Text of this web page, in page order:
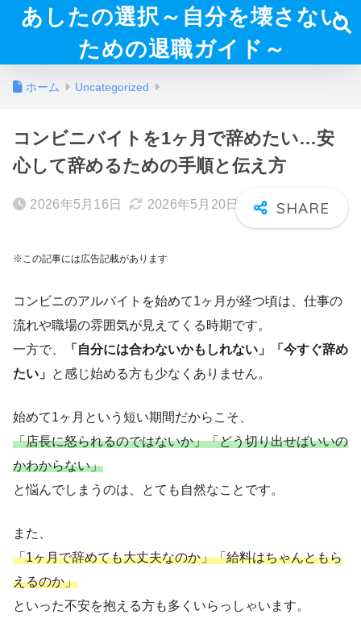
あしたの選択～自分を壊さない
ための退職ガイド～
ホーム Uncategorized
コンビニバイトを1ヶ月で辞めたい…安
心して辞めるための手順と伝え方
2026年5月16日 2026年5月20日
※この記事には広告記載があります
コンビニのアルバイトを始めて1ヶ月が経つ頃は、仕事の
流れや職場の雰囲気が見えてくる時期です。
一方で、
「自分には合わないかもしれない」「今すぐ辞め
たい」 と感じ始める方も少なくありません。
始めて1ヶ月という短い期間だからこそ、
「店長に怒られるのではないか」「どう切り出せばいいの
かわからない」
と悩んでしまうのは、とても自然なことです。
また、
「1ヶ月で辞めても大丈夫なのか」「給料はちゃんともら
えるのか」
といった不安を抱える方も多くいらっしゃいます。